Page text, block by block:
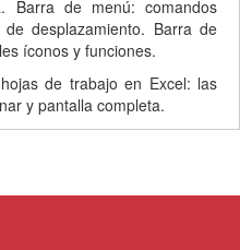
Barra de menú: comandos
desplazamiento. Barra de
íconos y funciones.
de trabajo en Excel: las
y pantalla completa.
que se utilizan para